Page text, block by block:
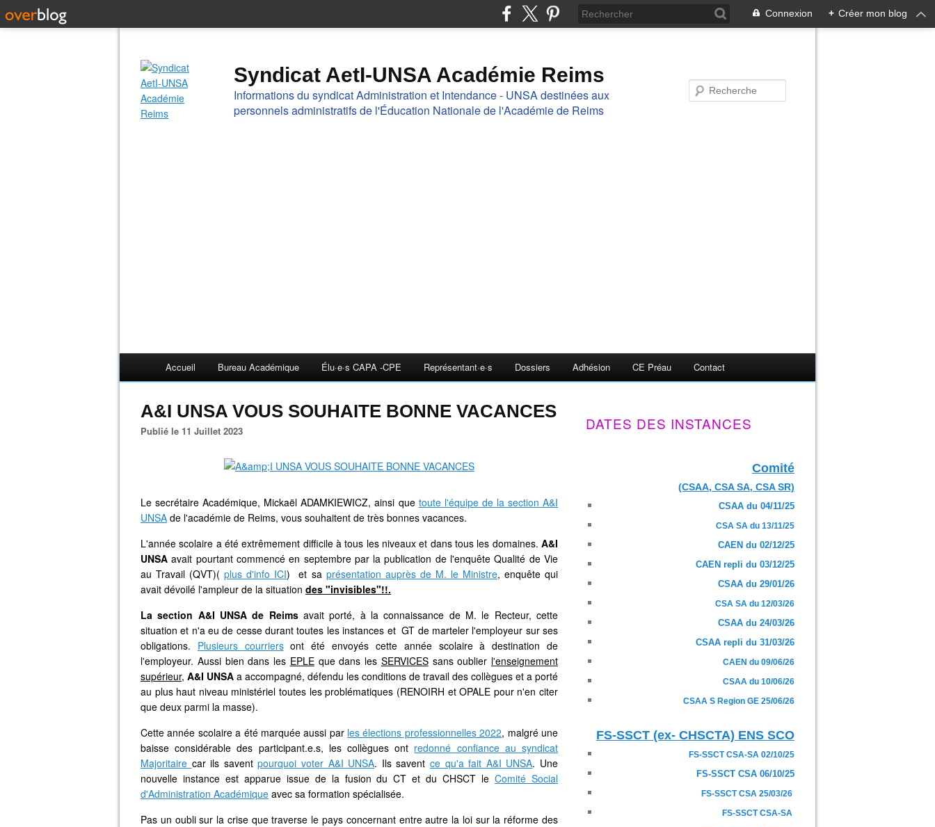
Connexion + Créer mon blog
Syndicat AetI-UNSA Académie Reims
Informations du syndicat Administration et Intendance - UNSA destinées aux
personnels administratifs de l'Éducation Nationale de l'Académie de Reims
Accueil Bureau Académique Élu·e·s CAPA -CPE Représentant·e·s Dossiers Adhésion CE Préau Contact
A&I UNSA VOUS SOUHAITE BONNE VACANCES
Publié le 11 Juillet 2023
Le secrétaire Académique, Mickaël ADAMKIEWICZ, ainsi que toute l'équipe de la section A&I
UNSA de l'académie de Reims, vous souhaitent de très bonnes vacances.
L'année scolaire a été extrêmement difficile à tous les niveaux et dans tous les domaines. A&I
UNSA avait pourtant commencé en septembre par la publication de l'enquête Qualité de Vie
au Travail (QVT)(plus d'info ICI) et sa présentation auprès de M. le Ministre, enquête qui
avait dévoilé l'ampleur de la situation des "invisibles"!!.
La section A&I UNSA de Reimsavait porté, à la connaissance de M. le Recteur, cette
situation et n'a eu de cesse durant toutes les instances et GT de marteler l'employeur sur ses
obligations. Plusieurs courriersont été envoyés cette année scolaire à destination de
l'employeur. Aussi bien dans les EPLEque dans les SERVICESsans oublier l'enseignement
supérieur, A&I UNSA a accompagné, défendu les conditions de travail des collègues et a porté
au plus haut niveau ministériel toutes les problématiques (RENOIRH et OPALE pour n'en citer
que deux parmi la masse).
Cette année scolaire a été marquée aussi par les élections professionnelles 2022, malgré une
baisse considérable des participant.e.s, les collègues ont redonné confiance au syndicat
Majoritaire car ils saventpourquoi voter A&I UNSA. Ils saventce qu'a fait A&I UNSA. Une
nouvelle instance est apparue issue de la fusion du CT et du CHSCT leComité Social
d'Administration Académique avec sa formation spécialisée.
Pas un oubli sur la crise que traverse le pays concernant entre autre la loi sur la réforme des
DATES DES INSTANCES
Comité
(CSAA, CSA SA, CSA SR)
CSAA du 04/11/25
CSA SA du 13/11/25
CAEN du 02/12/25
CAEN repli du 03/12/25
CSAA du 29/01/26
CSA SA du 12/03/26
CSAA du 24/03/26
CSAA repli du 31/03/26
CAEN du 09/06/26
CSAA du 10/06/26
CSAA S Region GE 25/06/26
FS-SSCT (ex- CHSCTA) ENS SCO
FS-SSCT CSA-SA 02/10/25
FS-SSCT CSA 06/10/25
FS-SSCT CSA 25/03/26
FS-SSCT CSA-SA